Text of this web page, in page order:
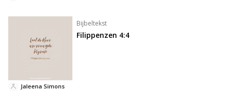
Bijbeltekst
Filippenzen 4:4
Jaleena Simons